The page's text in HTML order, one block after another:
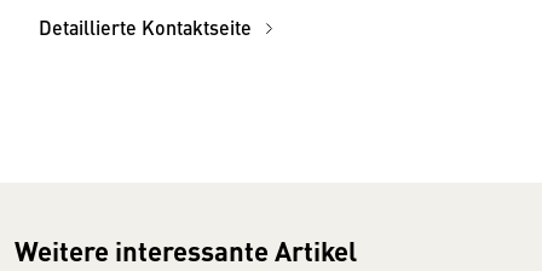
Detaillierte Kontaktseite
Weitere interessante Artikel